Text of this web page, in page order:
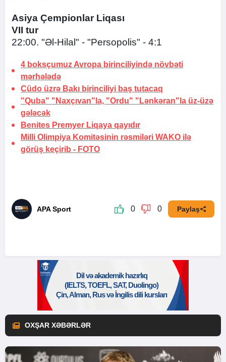
Asiya Çempionlar Liqası
VII tur
22:00. "Əl-Hilal" - "Persopolis" - 4:1
4 boksçumuz Avropa birinciliyində növbəti
mərhələdə
Cüdo üzrə Bakı birinciliyi baş tutacaq
"Quba" "Naxçıvan"la, "Ordu" "Lənkəran"la üz-üzə
gələcək
Benites Premyer Liqaya qayıdır
Milli Olimpiya Komitəsinin rəsmiləri WAKO ilə
görüş keçirib - FOTO
APA Sport 0 0 Paylaş
OXŞAR XƏBƏRLƏR